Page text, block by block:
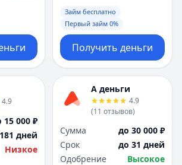
Займ бесплатно
Первый займ 0%
Получить деньги
4.9
15 000 ₽
дней
Низкое
А деньги
4.9
(11 отзывов)
Сумма
до 30 000 ₽
Срок
до 31 дней
Одобрение
Высокое